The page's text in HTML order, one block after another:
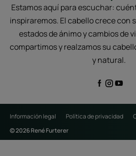
Estamos aquí para escuchar:
inspiraremos. El cabello crece con
estados de ánimo y cambios de
compartimos y realzamos su
y natural.
Información legal Política de privacidad
© 2026 René Furterer